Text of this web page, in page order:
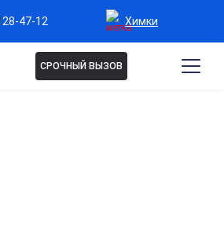
47-12 Химки
СРОЧНЫЙ ВЫЗОВ